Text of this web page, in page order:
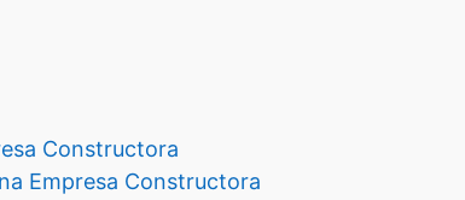
Constructora
Empresa Constructora